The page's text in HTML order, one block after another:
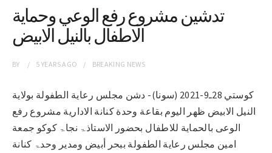
تدشين مشروع رفع الوعي وحماية
الاطفال بالنيل الابيض
BY 5 YEARSAGO BREAKING NEWS
كوستي 28ـ9-2021 (سونا)- دشن مجلس رعاية الطفولة بولاية
النيل الابيض ظهر اليوم بقاعة وحدة كنانة الادارية مشروع رفع
الوعی بالحمایة للاطفال بحضور الاستاذۃ نجاۃ کوکو جمعة
امین مجلس رعایة الطفولة ببحر أبيض ومدیر وحدۃ کنانة